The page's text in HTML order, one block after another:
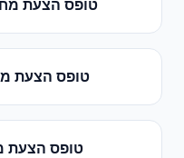
טופס הצעת
טופס הצעת
טופס הצעת